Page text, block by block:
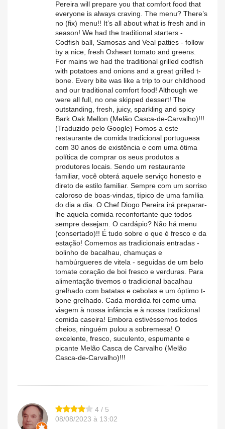
Pereira will prepare you that comfort food that
everyone is always craving. The menu? There’s
no (fix) menu!! It’s all about what is fresh and in
season! We had the traditional starters -
Codfish ball, Samosas and Veal patties - follow
by a nice, fresh Oxheart tomato and greens.
For mains we had the traditional grilled codfish
with potatoes and onions and a great grilled t-
bone. Every bite was like a trip to our childhood
and our traditional comfort food! Although we
were all full, no one skipped dessert! The
outstanding, fresh, juicy, sparkling and spicy
Bark Oak Mellon (Melão Casca-de-Carvalho)!!!
(Traduzido pelo Google) Fomos a este
restaurante de comida tradicional portuguesa
com 30 anos de existência e com uma ótima
política de comprar os seus produtos a
produtores locais. Sendo um restaurante
familiar, você obterá aquele serviço honesto e
direto de estilo familiar. Sempre com um sorriso
caloroso de boas-vindas, típico de uma família
do dia a dia. O Chef Diogo Pereira irá preparar-
lhe aquela comida reconfortante que todos
sempre desejam. O cardápio? Não há menu
(consertado)!! É tudo sobre o que é fresco e da
estação! Comemos as tradicionais entradas -
bolinho de bacalhau, chamuças e
hambúrgueres de vitela - seguidas de um belo
tomate coração de boi fresco e verduras. Para
alimentação tivemos o tradicional bacalhau
grelhado com batatas e cebolas e um óptimo t-
bone grelhado. Cada mordida foi como uma
viagem à nossa infância e à nossa tradicional
comida caseira! Embora estivéssemos todos
cheios, ninguém pulou a sobremesa! O
excelente, fresco, suculento, espumante e
picante Melão Casca de Carvalho (Melão
Casca-de-Carvalho)!!!
4 / 5
08/08/2023 à 13:02